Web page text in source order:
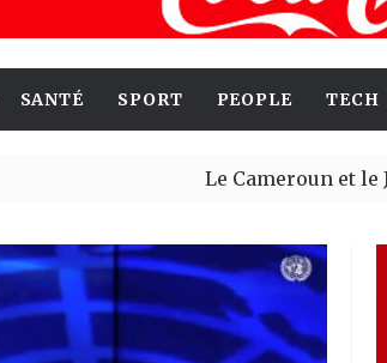
SANTÉ SPORT PEOPLE TECH
Le Cameroun et le Japon